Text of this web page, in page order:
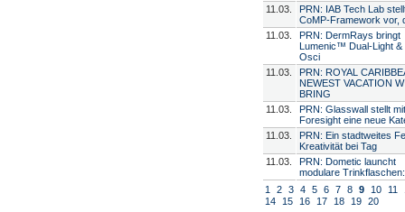
11.03.
PRN: IAB Tech Lab
CoMP-Framework vor,
11.03.
PRN: DermRays bringt
Lumenic™ Dual-Light &
Osci
11.03.
PRN: ROYAL
NEWEST VACATION
BRING
11.03.
PRN: Glasswall stellt mit
Foresight eine neue
11.03.
PRN: Ein stadtweites
Kreativität bei Tag
11.03.
PRN: Dometic launcht
modulare
1
2 3 4 5 6 7 8 9 10 11
14
15 16 17 18 19 20